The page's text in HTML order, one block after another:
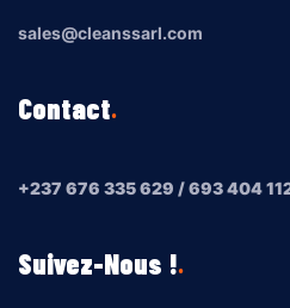
sales@cleanssarl.com
Contact
+237 676 335 629 / 693 404
Suivez-Nous !